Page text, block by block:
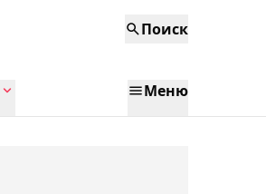
Поиск
Меню